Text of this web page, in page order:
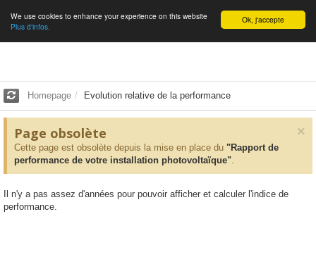
English Ok, j'accepte
We use cookies to enhance your experience on this website
Plus d'infos.
Homepage Evolution relative de la performance
×
Page obsolète
Cette page est obsolète depuis la mise en place du "Rapport de
performance de votre installation photovoltaïque".
Il n'y a pas assez d'années pour pouvoir afficher et calculer l'indice de
performance.